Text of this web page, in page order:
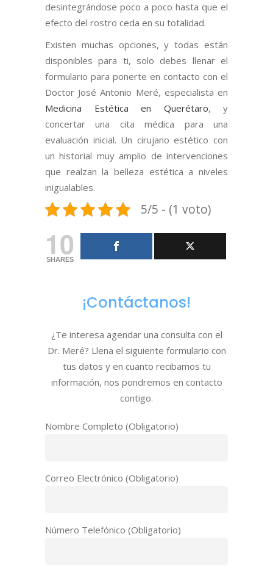
desintegrándose poco a poco hasta que el
efecto del rostro ceda en su totalidad.
Existen muchas opciones, y todas están
disponibles para ti, solo debes llenar el
formulario para ponerte en contacto con el
Doctor José Antonio Meré, especialista en
Medicina Estética en Querétaro, y
concertar una cita médica para una
evaluación inicial. Un cirujano estético con
un historial muy amplio de intervenciones
que realzan la belleza estética a niveles
inigualables.
5/5 - (1 voto)
10
SHARES
¡Contáctanos!
¿Te interesa agendar una consulta con el
Dr. Meré? Llena el siguiente formulario con
tus datos y en cuanto recibamos tu
información, nos pondremos en contacto
contigo.
Nombre Completo (Obligatorio)
Correo Electrónico (Obligatorio)
Número Telefónico (Obligatorio)